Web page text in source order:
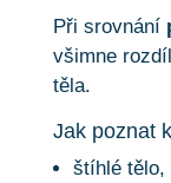
Při srovnání
všimne
těla.
Jak poznat
štíhlé tělo,